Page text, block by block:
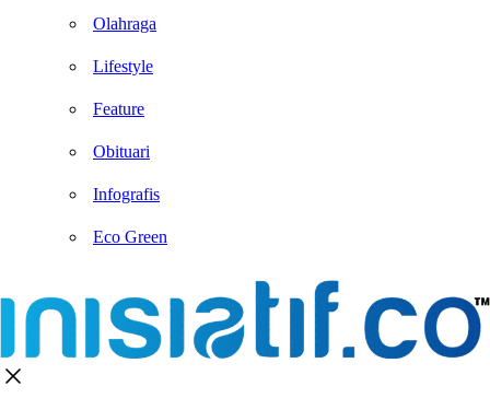
Olahraga
Lifestyle
Feature
Obituari
Infografis
Eco Green